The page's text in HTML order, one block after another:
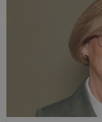
voortdurend nieuw
advocaat-
Je ontmoet hier
Daarom voelt
Terwijl de
morgen. Want wat
heel normaal. Daarom